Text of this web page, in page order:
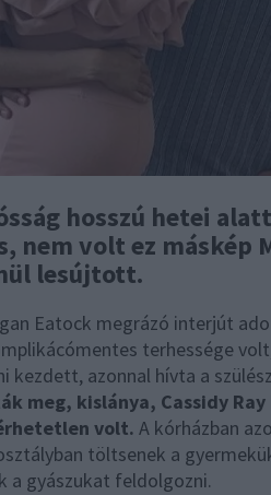
hosszú hetei
nem volt ez máskép
lesújtott.
Eatock megrázó interjút
terhessége
kezdett, azonnal hívta a
meg, kislánya, Cassidy
volt. A kórházban
töltsenek a
a gyászukat feldolgozni.